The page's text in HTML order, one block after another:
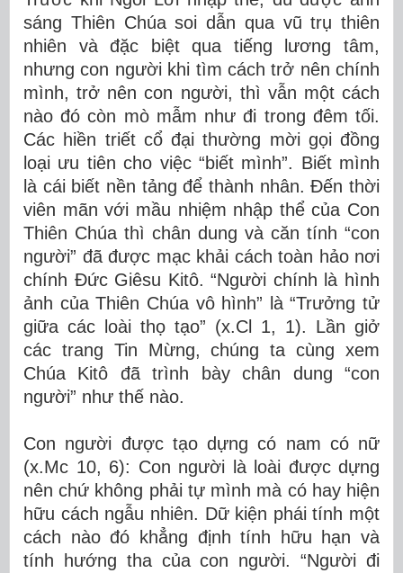
sáng Thiên Chúa soi dẫn qua vũ trụ thiên
nhiên và đặc biệt qua tiếng lương tâm,
nhưng con người khi tìm cách trở nên chính
mình, trở nên con người, thì vẫn một cách
nào đó còn mò mẫm như đi trong đêm tối.
Các hiền triết cổ đại thường mời gọi đồng
loại ưu tiên cho việc “biết mình”. Biết mình
là cái biết nền tảng để thành nhân. Đến thời
viên mãn với mầu nhiệm nhập thể của Con
Thiên Chúa thì chân dung và căn tính “con
người” đã được mạc khải cách toàn hảo nơi
chính Đức Giêsu Kitô. “Người chính là hình
ảnh của Thiên Chúa vô hình” là “Trưởng tử
giữa các loài thọ tạo” (x.Cl 1, 1). Lần giở
các trang Tin Mừng, chúng ta cùng xem
Chúa Kitô đã trình bày chân dung “con
người” như thế nào.
Con người được tạo dựng có nam có nữ
(x.Mc 10, 6): Con người là loài được dựng
nên chứ không phải tự mình mà có hay hiện
hữu cách ngẫu nhiên. Dữ kiện phái tính một
cách nào đó khẳng định tính hữu hạn và
tính hướng tha của con người. “Người đi